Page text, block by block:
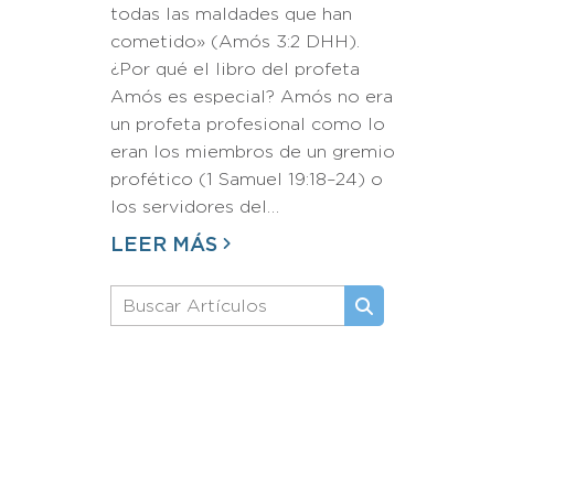
todas las maldades que han
cometido» (Amós 3:2 DHH).
¿Por qué el libro del profeta
Amós es especial? Amós no era
un profeta profesional como lo
eran los miembros de un gremio
profético (1 Samuel 19:18–24) o
los servidores del…
LEER MÁS